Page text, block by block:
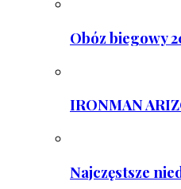
Obóz biegowy
IRONMAN
Najczęstsze